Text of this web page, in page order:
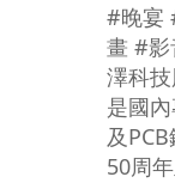
#晚宴
畫 #
澤科
是國
及
50周